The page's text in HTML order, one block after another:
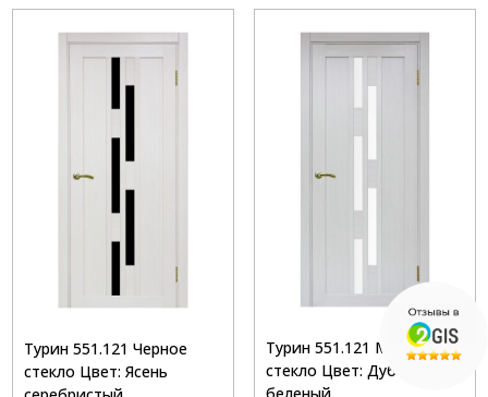
Турин 551.121 Черное
стекло Цвет: Ясень
Турин 551.121 Матовое
стекло Цвет: Дуб